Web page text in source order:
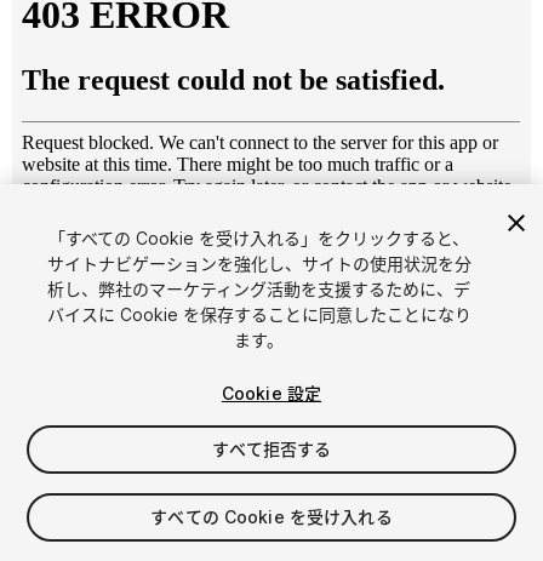
1 /6
$4.99
消費税は決済時に計算されます
「すべての Cookie を受け入れる」をクリックすると、
サイトナビゲーションを強化し、サイトの使用状況を分
析し、弊社のマーケティング活動を支援するために、デ
バイスに Cookie を保存することに同意したことになり
ます。
Cookie 設定
すべて拒否する
すべての Cookie を受け入れる